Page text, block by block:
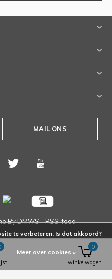
MAIL ONS
ByDMWS-RSS-feed
0
winkelwagen
0
te verbeteren. Is dat akkoord?
Meer over cookies »